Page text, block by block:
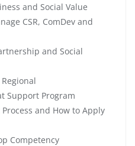
and Social Value
CSR, ComDev and
and Social
Support Program
and How to Apply
Competency